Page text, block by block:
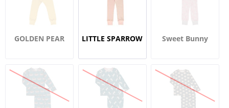
GOLDEN PEAR LITTLE SPARROW Sweet Bunny